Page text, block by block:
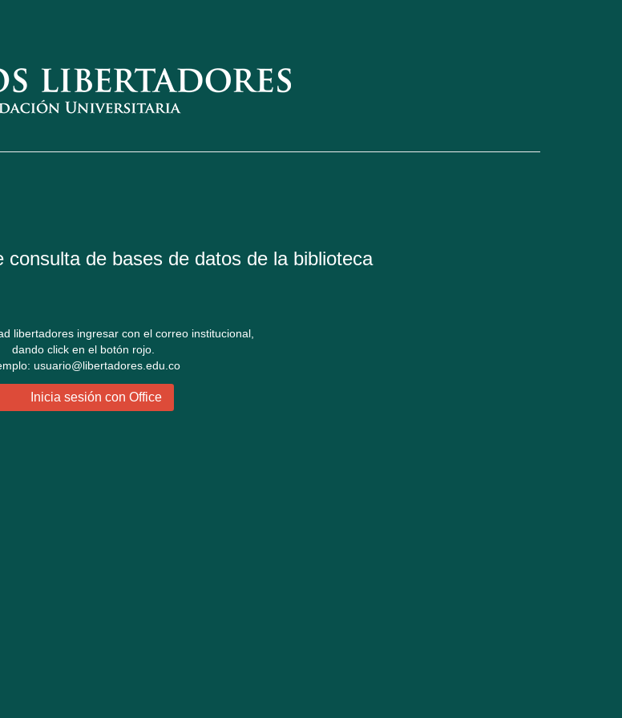
consulta de bases de datos de la biblioteca
libertadores ingresar con el correo institucional,
dando click en el botón rojo.
usuario@libertadores.edu.co
Inicia sesión con Office